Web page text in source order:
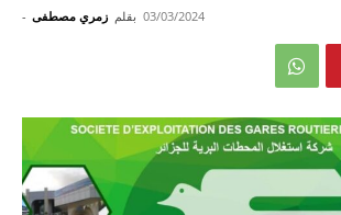
بقلم زمري مصطفى - 03/03/2024